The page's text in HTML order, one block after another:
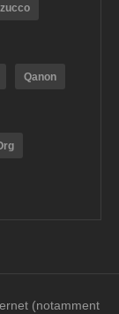
Qanon
(notamment